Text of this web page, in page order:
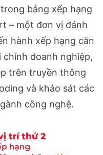
bảng xếp hạng
– một đơn vị đánh
hành xếp hạng căn
doanh nghiệp,
trên truyền thông
và khảo sát các
công nghệ.